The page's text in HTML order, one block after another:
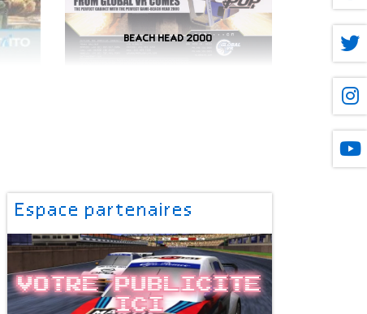
Espace partenaires
Votre publicite
ici
BEACH HEAD 2000